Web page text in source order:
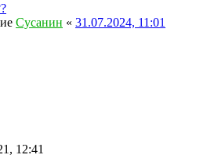
Сусанин « 31.07.2024, 11:01
12:41